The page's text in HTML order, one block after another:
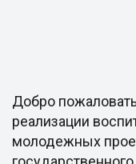
Добро
реализации
молодежных